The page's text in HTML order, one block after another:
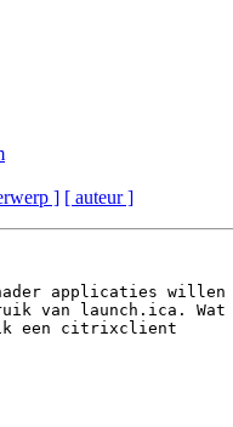
] [ auteur ]
applicaties willen
van launch.ica. Wat
ik een citrixclient